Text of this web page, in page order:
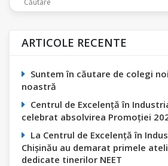
ARTICOLE RECENTE
Suntem în căutare de colegi
noastră
Centrul de Excelență în
celebrat absolvirea Promoției
La Centrul de Excelență în
Chișinău au demarat primele
dedicate tinerilor NEET